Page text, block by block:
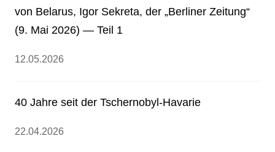
von Belarus, Igor Sekreta, der „Berliner Zeitung“
(9. Mai 2026) — Teil 1
12.05.2026
40 Jahre seit der Tschernobyl-Havarie
22.04.2026